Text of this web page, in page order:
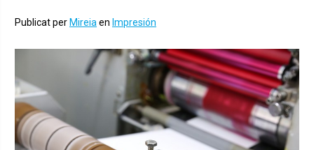
Publicat per Mireiaen Impresión